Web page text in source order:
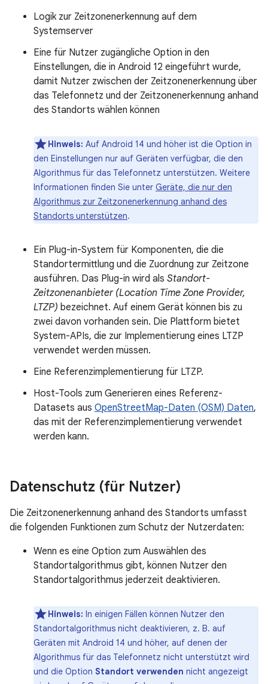
Logik zur Zeitzonenerkennung auf dem
Systemserver
Eine für Nutzer zugängliche Option in den
Einstellungen, die in Android 12 eingeführt wurde,
damit Nutzer zwischen der Zeitzonenerkennung über
das Telefonnetz und der Zeitzonenerkennung anhand
des Standorts wählen können
Hinweis: Auf Android 14 und höher ist die Option in
den Einstellungen nur auf Geräten verfügbar, die den
Algorithmus für das Telefonnetz unterstützen. Weitere
Informationen finden Sie unter Geräte, die nur den
Algorithmus zur Zeitzonenerkennung anhand des
Standorts unterstützen.
Ein Plug-in-System für Komponenten, die die
Standortermittlung und die Zuordnung zur Zeitzone
ausführen. Das Plug-in wird als Standort-
Zeitzonenanbieter (Location Time Zone Provider,
LTZP) bezeichnet. Auf einem Gerät können bis zu
zwei davon vorhanden sein. Die Plattform bietet
System-APIs, die zur Implementierung eines LTZP
verwendet werden müssen.
Eine Referenzimplementierung für LTZP.
Host-Tools zum Generieren eines Referenz-
Datasets aus OpenStreetMap-Daten (OSM) Daten,
das mit der Referenzimplementierung verwendet
werden kann.
Datenschutz (für Nutzer)
Die Zeitzonenerkennung anhand des Standorts umfasst
die folgenden Funktionen zum Schutz der Nutzerdaten:
Wenn es eine Option zum Auswählen des
Standortalgorithmus gibt, können Nutzer den
Standortalgorithmus jederzeit deaktivieren.
Hinweis: In einigen Fällen können Nutzer den
Standortalgorithmus nicht deaktivieren, z. B. auf
Geräten mit Android 14 und höher, auf denen der
Algorithmus für das Telefonnetz nicht unterstützt wird
und die Option Standort verwenden nicht angezeigt